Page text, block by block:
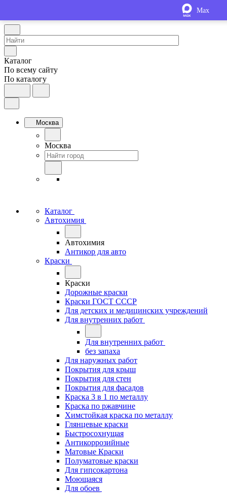
Каталог
По всему сайту
По каталогу
Москва
Москва
Каталог
Автохимия
Автохимия
Антикор для авто
Краски
Краски
Дорожные краски
Краски ГОСТ СССР
Для детских и медицинских учреждений
Для внутренних работ
Для внутренних работ
без запаха
Для наружных работ
Покрытия для крыш
Покрытия для стен
Покрытия для фасадов
Краска 3 в 1 по металлу
Краска по ржавчине
Химстойкая краска по металлу
Глянцевые краски
Быстросохнущая
Антикоррозийные
Матовые Краски
Полуматовые краски
Для гипсокартона
Моющаяся
Для обоев
Max